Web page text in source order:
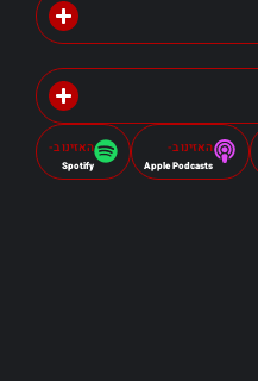
האזינו ב-
Spotify
האזינו ב-
Apple Podcasts